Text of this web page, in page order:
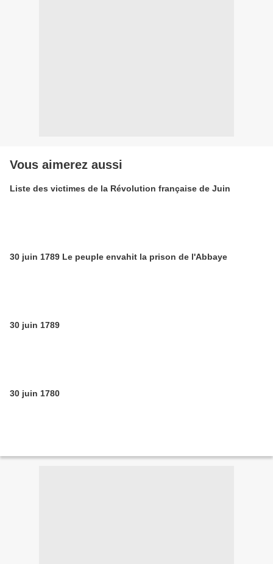
Vous aimerez aussi
Liste des victimes de la Révolution française de Juin
30 juin 1789 Le peuple envahit la prison de l'Abbaye
30 juin 1789
30 juin 1780